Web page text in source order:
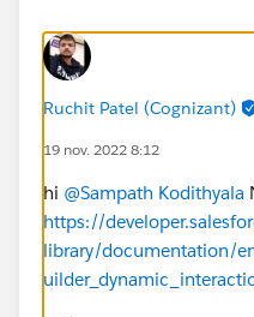
Ruchit Patel (Cognizant)
19 nov. 2022 8:12
hi @Sampath Kodithyala
https://
library/documentation/